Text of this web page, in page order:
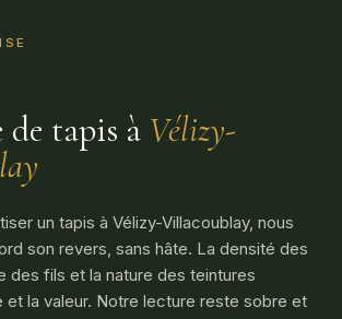
de tapis à Vélizy-
un tapis à Vélizy-Villacoublay, nous
son revers, sans hâte. La densité des
des fils et la nature des teintures
et la valeur. Notre lecture reste sobre et